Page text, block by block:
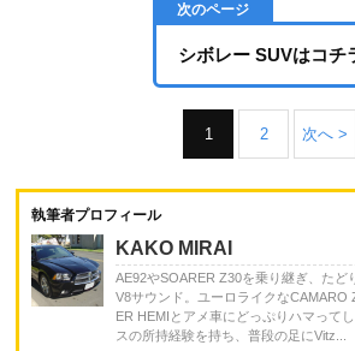
シボレー SUVはコチ
1 2 次へ >
執筆者プロフィール
KAKO MIRAI
AE92やSOARER Z30を乗り継ぎ、たど
V8サウンド。ユーロライクなCAMARO
ER HEMIとアメ車にどっぷりハマって
スの所持経験を持ち、普段の足にVitz...